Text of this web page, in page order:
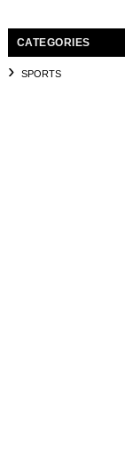
CATEGORIES
SPORTS